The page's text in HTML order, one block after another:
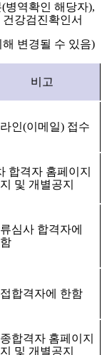
(병역확인 해당자),
건강검진확인서
변경될 수 있음)
비고
인(이메일) 접수
합격자 홈페이지
및 개별공지
심사 합격자에
합격자에 한함
합격자 홈페이지
및 개별공지